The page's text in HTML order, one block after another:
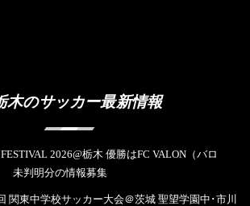
木のサッカー最新情報
2026@栃木 優勝はFC VALON（バロ
未判明分の情報募集
関東中学校サッカー大会＠茨城 聖望学園中･市川